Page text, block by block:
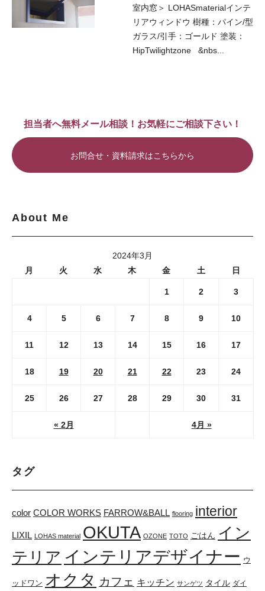
室内窓＞ LOHASmaterialインテ
リアウィンドウ 樹種：パイン/型
ガラス/引手：ゴールド 塗装：
HipTwilightzone &nbs...
担当者へ無料メール相談！お気軽にご相談下さい！
お問合せ・資料請求はこちらから
About Me
2024年3月
月
火 水 木 金 土 日
« 2月 4月 »
1 2 3
4 5 6 7 8 9 10
11 12 13 14 15 16 17
18 19 20 21 22 23 24
25 26 27 28 29 30 31
タグ
color COLOR WORKS FARROW&BALL flooring interior
LIXIL LOHAS material OKUTA OZONE TOTO ごはん イン
テリア インテリアデザイナー ウ
ッドワン オクタ カフェ キッチン サンゲツ タイル ダイ